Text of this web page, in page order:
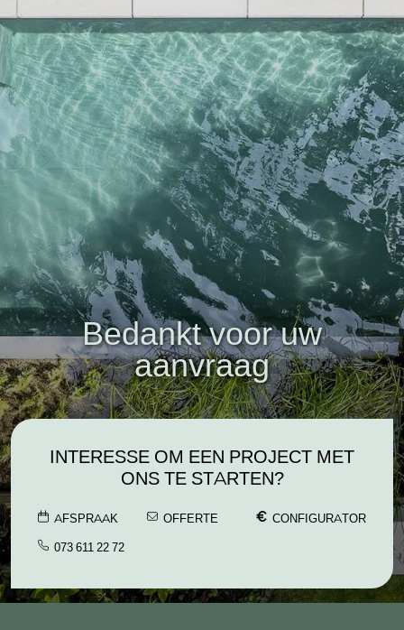
Bedankt voor uw
aanvraag
INTERESSE OM EEN PROJECT MET
ONS TE STARTEN?
AFSPRAAK OFFERTE
CONFIGURATOR
073 611 22 72